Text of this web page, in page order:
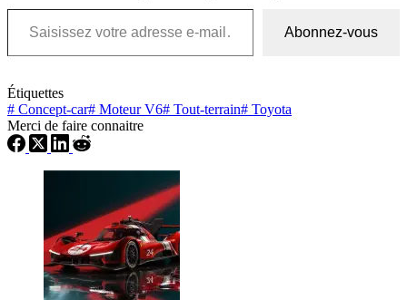
Saisissez votre adresse e-mail…
Abonnez-vous
Étiquettes
# Concept-car# Moteur V6# Tout-terrain# Toyota
Merci de faire connaitre